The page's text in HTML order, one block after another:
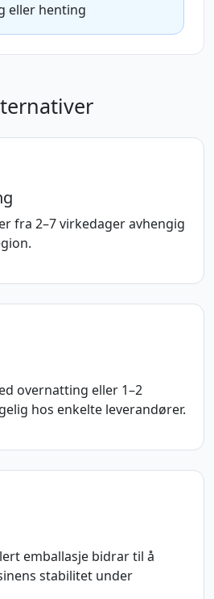
eller henting
fra 2–7 virkedager avhengig
overnatting eller 1–2
hos enkelte leverandører.
emballasje bidrar til å
stabilitet under